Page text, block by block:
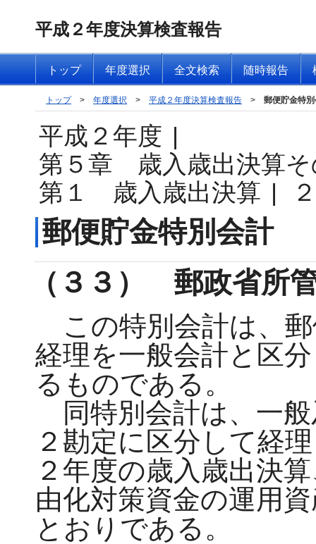
平成２年度決算検査報告
トップ 年度選択 全文検索 随時報告
トップ > 年度選択 > 平成２年度決算検査報告 > 郵便貯金特
平成２年度 |
第５章 歳入歳出決算そ
第１ 歳入歳出決算 |
郵便貯金特別会計
（３３） 郵政省所
この特別会計は、
経理を一般会計と区
るものである。
同特別会計は、一般
２勘定に区分して経
２年度の歳入歳出決
由化対策資金の運用
とおりである。